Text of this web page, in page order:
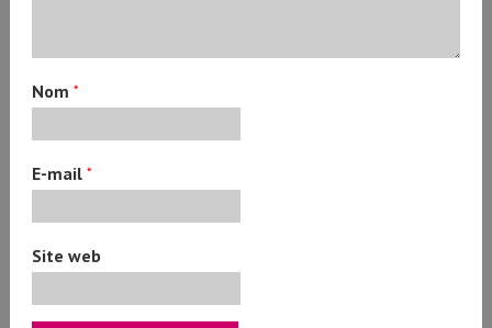
Nom*
E-mail*
Site web